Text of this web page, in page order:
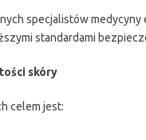
specjalistów
standardami
skóry
celem jest: